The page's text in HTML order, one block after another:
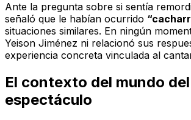
Ante la pregunta sobre si sentía
señaló que le habían ocurrido
situaciones similares. En ningún
Yeison Jiménez ni relacionó sus
experiencia concreta vinculada al
El contexto del mundo del
espectáculo